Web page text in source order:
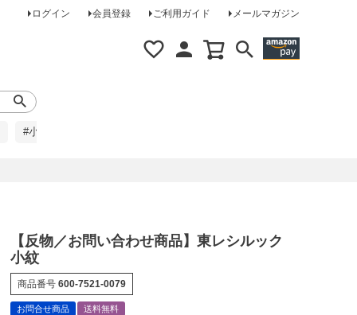
ログイン 会員登録 ご利用ガイド メールマガジン
#小柄な方に
【反物／お問い合わせ商品】東レシルック
小紋
商品番号 600-7521-0079
お問合せ商品 送料無料